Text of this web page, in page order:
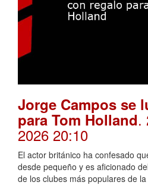
Jorge Campos se
para Tom Holland.
2026 20:10
El actor británico ha confesado
desde pequeño y es aficionado
de los clubes más populares de